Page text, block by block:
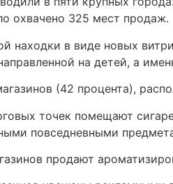
охвачено 325 мест продаж.
находки в виде новых
на детей, а
(42 процента),
точек помещают
повседневными
продают